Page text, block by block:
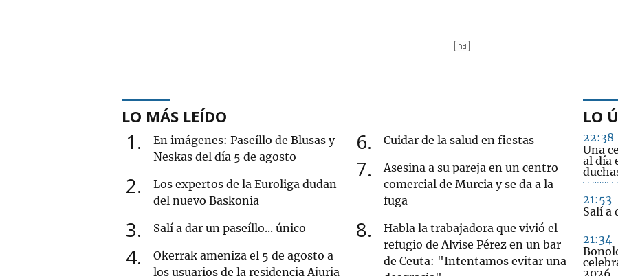
LO MÁS LEÍDO
1
En imágenes: Paseíllo de Blusas y
Neskas del día 5 de agosto
2
Los expertos de la Euroliga dudan
del nuevo Baskonia
3 Salí a dar un paseíllo... único
4
Okerrak ameniza el 5 de agosto a
los usuarios de la residencia Ajuria
6 Cuidar de la salud en fiestas
7
Asesina a su pareja en un centro
comercial de Murcia y se da a la
fuga
8
Habla la trabajadora que vivió el
refugio de Alvise Pérez en un bar
de Ceuta: "Intentamos evitar una
LO
22:38
Una
al día
21:53
Salí a
21:34
2026